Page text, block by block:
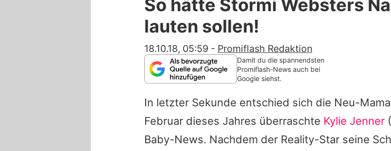
Nutzungsbedingungen
So hätte Stormi Websters
lauten sollen!
18.10.18, 05:59 - Promiflash Redaktion
Damit du die spannendsten
Promiflash-News auch bei
Google siehst.
In letzter Sekunde entschied sich die Neu-
Februar dieses Jahres überraschte Kylie Jenner
Baby-News. Nachdem der Reality-Star seine